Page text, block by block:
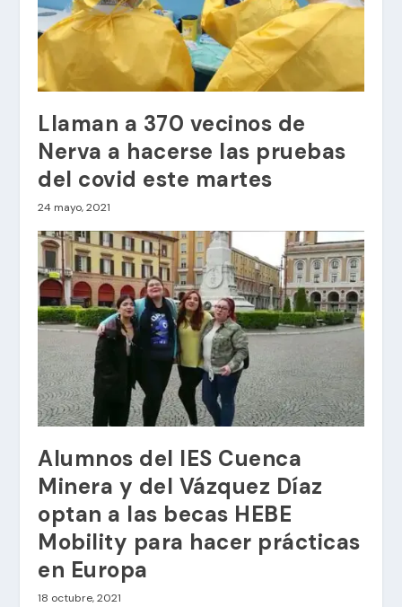
Llaman a 370 vecinos de
Nerva a hacerse las pruebas
del covid este martes
24 mayo, 2021
Alumnos del IES Cuenca
Minera y del Vázquez Díaz
optan a las becas HEBE
Mobility para hacer prácticas
en Europa
18 octubre, 2021